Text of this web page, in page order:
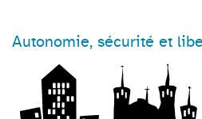
Autonomie, sécurité et